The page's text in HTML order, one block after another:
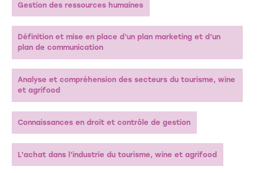
Gestion des ressources humaines
Définition et mise en place d’un plan marketing et d’un
plan de communication
Analyse et compréhension des secteurs du tourisme, wine
et agrifood
Connaissances en droit et contrôle de gestion
L’achat dans l’industrie du tourisme, wine et agrifood